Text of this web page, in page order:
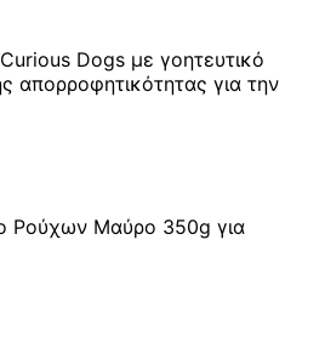
Dogs με γοητευτικό
απορροφητικότητας για την
Ρούχων Μαύρο 350g για